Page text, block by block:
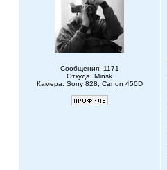
Сообщения: 1171
Откуда: Minsk
Камера: Sony 828, Canon 450D